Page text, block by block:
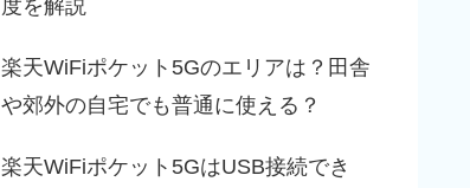
度を解説
楽天WiFiポケット5Gのエリアは？田舎
や郊外の自宅でも普通に使える？
楽天WiFiポケット5GはUSB接続でき